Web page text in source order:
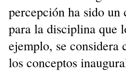
percepción ha sido un
para la disciplina que
ejemplo, se considera
los conceptos